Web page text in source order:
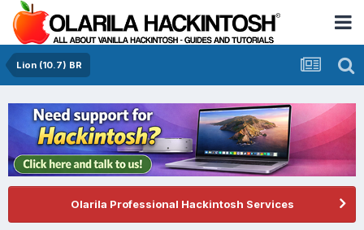
Lion (10.7) BR
Olarila Professional Hackintosh Services